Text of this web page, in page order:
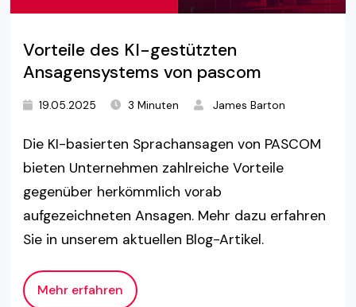
Vorteile des KI-gestützten
Ansagensystems von pascom
19.05.2025 3 Minuten James Barton
Die KI-basierten Sprachansagen von PASCOM
bieten Unternehmen zahlreiche Vorteile
gegenüber herkömmlich vorab
aufgezeichneten Ansagen. Mehr dazu erfahren
Sie in unserem aktuellen Blog-Artikel.
Mehr erfahren